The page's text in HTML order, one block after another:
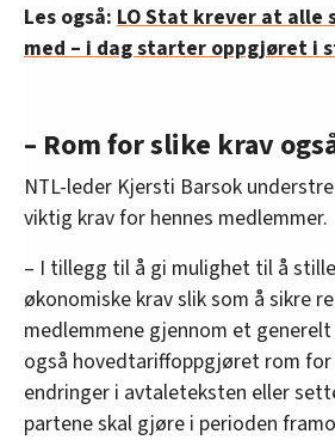
Les også: LO Stat krever at alle
med – i dag starter oppgjøret i
– Rom for slike krav
NTL-leder Kjersti Barsok
viktig krav for hennes medlemmer.
– I tillegg til å gi mulighet til å
økonomiske krav slik som å sikre
medlemmene gjennom et
også hovedtariffoppgjøret rom for
endringer i avtaleteksten eller
partene skal gjøre i perioden